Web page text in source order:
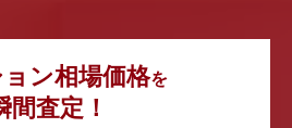
ン相場価格を
間査定！